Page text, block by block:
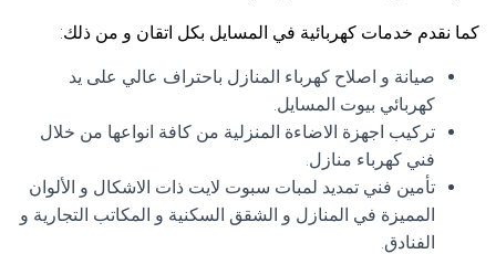
كما نقدم خدمات كهربائية في المسايل بكل اتقان و من ذلك:
صيانة و اصلاح كهرباء المنازل باحتراف عالي على يد
كهربائي بيوت المسايل.
تركيب اجهزة الاضاءة المنزلية من كافة انواعها من خلال
فني كهرباء منازل.
تأمين فني تمديد لمبات سبوت لايت ذات الاشكال و الألوان
المميزة في المنازل و الشقق السكنية و المكاتب التجارية و
الفنادق.